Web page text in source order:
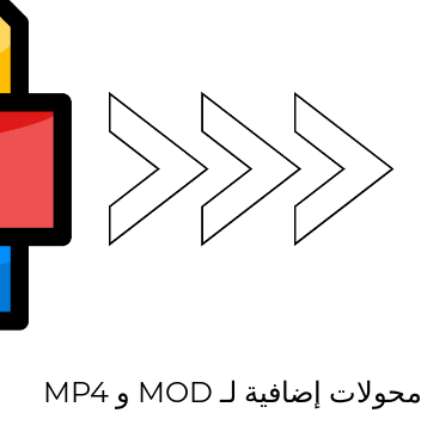
محولات إضافية لـ MOD و MP4